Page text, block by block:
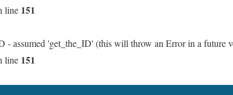
line 151
- assumed 'get_the_ID' (this will throw an Error in a future
line 151